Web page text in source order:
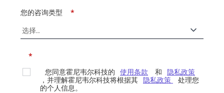
*
您的咨询类型
*
您同意霍尼韦尔科技的 使用条款 和 隐私政策
，并理解霍尼韦尔科技将根据其 隐私政策
处理您
的个人信息。